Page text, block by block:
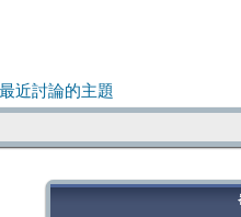
近討論的主題